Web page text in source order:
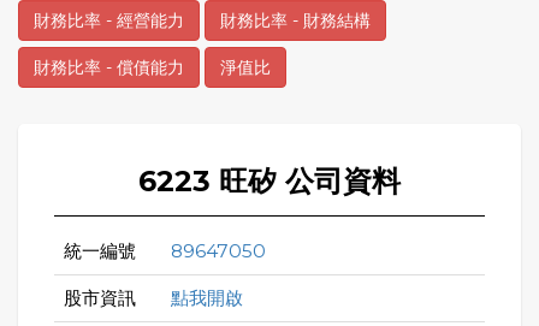
財務比率 - 經營能力 財務比率 - 財務結構
財務比率 - 償債能力 淨值比
6223 旺矽 公司資料
統一編號 89647050
股市資訊 點我開啟